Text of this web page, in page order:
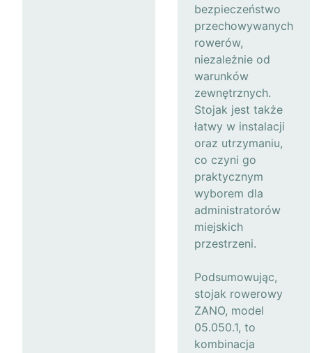
bezpieczeństwo
przechowywanych
rowerów,
niezależnie od
warunków
zewnętrznych.
Stojak jest także
łatwy w instalacji
oraz utrzymaniu,
co czyni go
praktycznym
wyborem dla
administratorów
miejskich
przestrzeni.
Podsumowując,
stojak rowerowy
ZANO, model
05.050.1, to
kombinacja